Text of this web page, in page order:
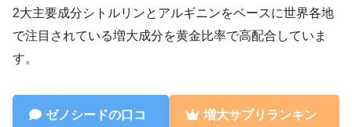
2大主要成分シトルリンとアルギニンをベースに世界各地
で注目されている増大成分を黄金比率で高配合していま
す。
ゼノシードの口コ
増大サプリランキン